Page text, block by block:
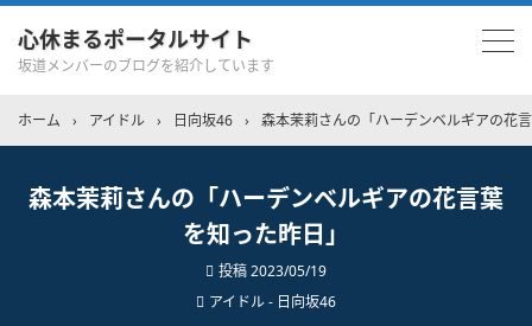
心休まるポータルサイト
坂道メンバーのブログを紹介しています
ホーム › アイドル › 日向坂46 › 森本茉莉さんの「ハーデンベルギアの花
森本茉莉さんの「ハーデンベルギアの花言葉
を知った昨日」
投稿2023/05/19
アイドル - 日向坂46